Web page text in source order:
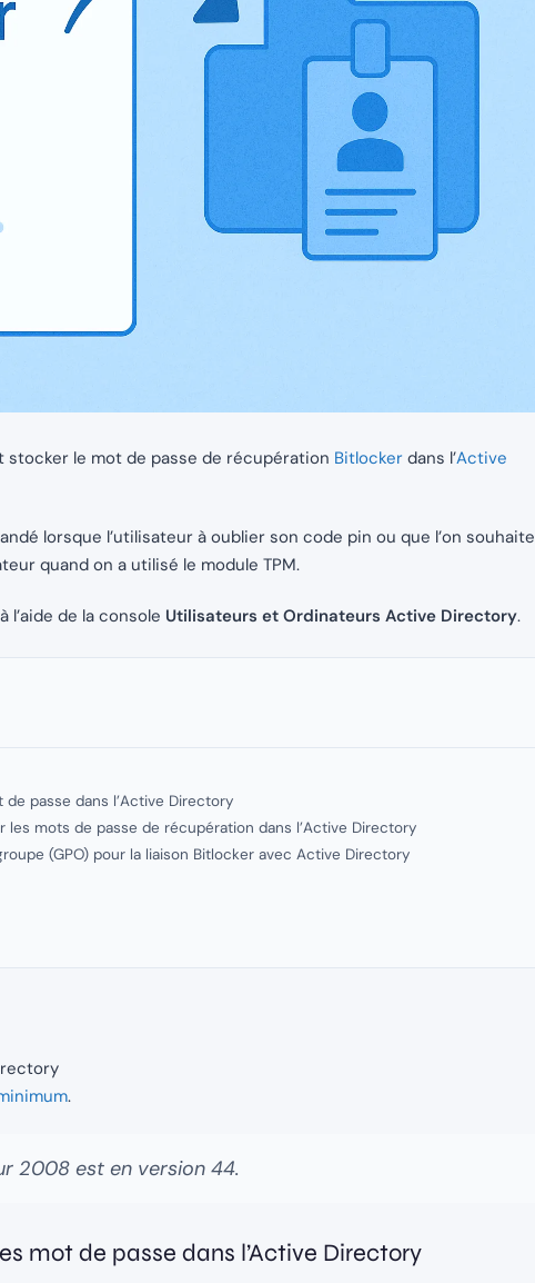
stocker le mot de passe de récupération Bitlocker dans l’Active
lorsque l’utilisateur à oublier son code pin ou que l’on souhaite
quand on a utilisé le module TPM.
l’aide de la console Utilisateurs et Ordinateurs Active Directory.
passe dans l’Active Directory
les mots de passe de récupération dans l’Active Directory
(GPO) pour la liaison Bitlocker avec Active Directory
.
2008 est en version 44.
mot de passe dans l’Active Directory